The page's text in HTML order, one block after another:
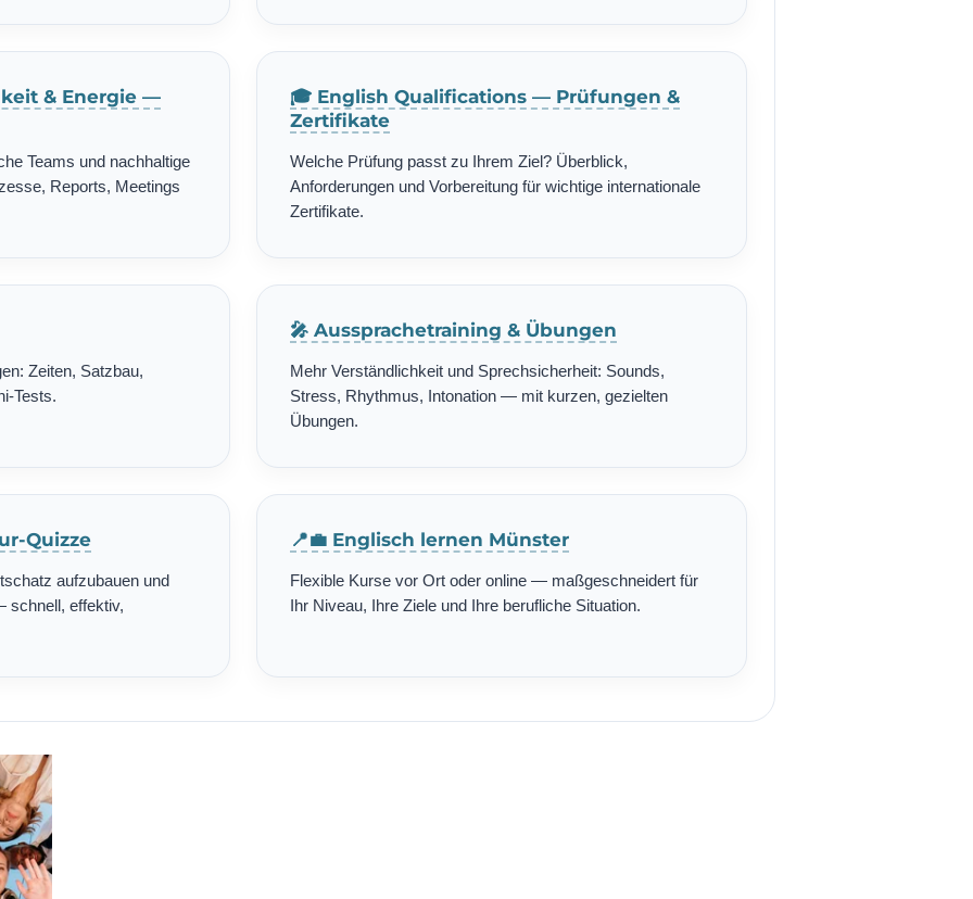
& Energie —
Teams und nachhaltige
Reports, Meetings
🎓 English Qualifications — Prüfungen &
Zertifikate
Welche Prüfung passt zu Ihrem Ziel? Überblick,
Anforderungen und Vorbereitung für wichtige internationale
Zertifikate.
Zeiten, Satzbau,
Tests.
🎤 Aussprachetraining & Übungen
Mehr Verständlichkeit und Sprechsicherheit: Sounds,
Stress, Rhythmus, Intonation — mit kurzen, gezielten
Übungen.
Quizze
aufzubauen und
schnell, effektiv,
📍💼 Englisch lernen Münster
Flexible Kurse vor Ort oder online — maßgeschneidert für
Ihr Niveau, Ihre Ziele und Ihre berufliche Situation.